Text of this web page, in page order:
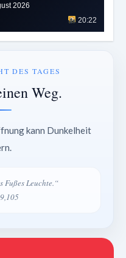
2026
20:22
DES TAGES
Weg.
kann Dunkelheit
Fußes Leuchte.“